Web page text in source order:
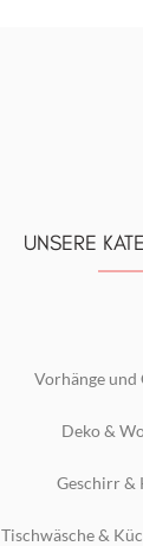
UNSERE
Vorhänge und
Deko &
Geschirr &
Tischwäsche &